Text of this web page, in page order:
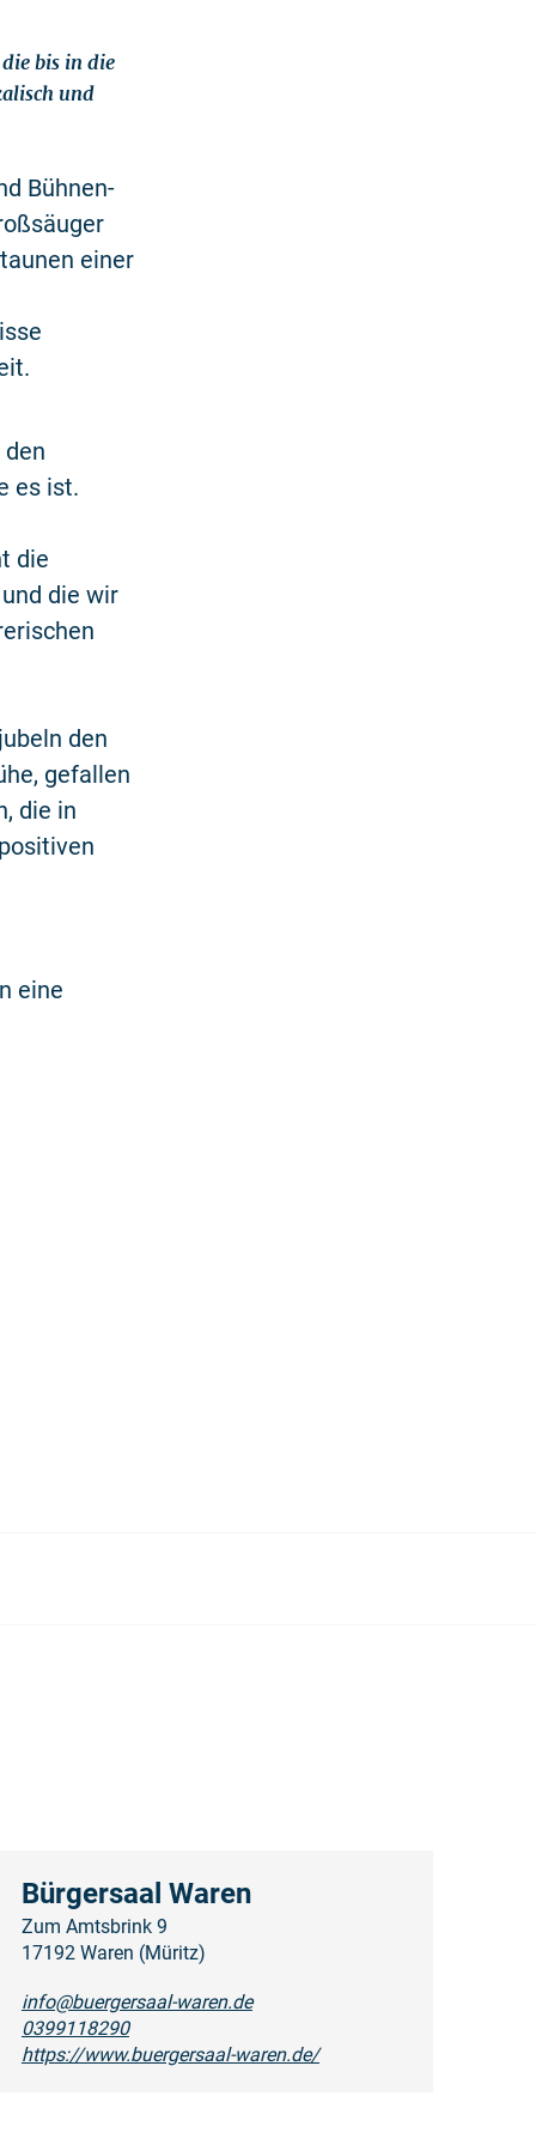
bis in die
und
Bühnen-
einer
es ist.
die
die wir
den
gefallen
die in
eine
Bürgersaal Waren
Zum Amtsbrink 9
17192 Waren (Müritz)
info@buergersaal-waren.de
0399118290
https://www.buergersaal-waren.de/